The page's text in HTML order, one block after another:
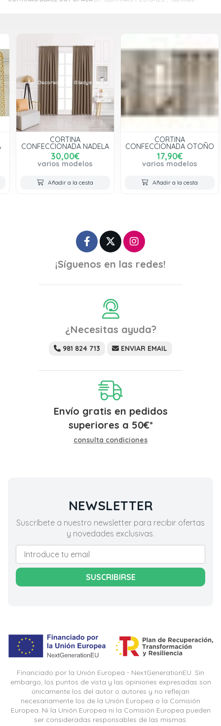
CORTINA
CONFECCIONADA NADELA
30,00€
varios modelos
Añadir a la cesta
CORTINA
CONFECCIONADA OTOÑO
17,90€
varios modelos
Añadir a la cesta
¡Síguenos en las redes!
¿Necesitas ayuda?
981 824 713 ENVIAR EMAIL
Envío gratis en pedidos
superiores a 50€*
consulta condiciones
NEWSLETTER
Suscríbete a nuestro newsletter para recibir ofertas
y novedades exclusivas.
SUSCRIBIRSE
Financiado por la Unión Europea - NextGenerationEU. Sin
embargo, los puntos de vista y las opiniones expresadas son
únicamente los del autor o autores y no reflejan
necesariamente los de la Unión Europea o la Comisión
Europea. Ni la Unión Europea ni la Comisión Europea pueden
ser consideradas responsables de las mismas.